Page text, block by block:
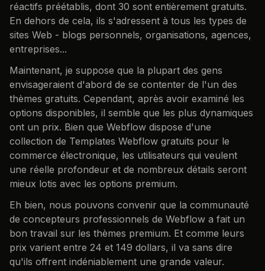
réactifs préétablis, dont 30 sont entièrement gratuits.
En dehors de cela, ils s'adressent à tous les types de
sites Web - blogs personnels, organisations, agences,
entreprises...
Maintenant, je suppose que la plupart des gens
envisageraient d'abord de se contenter de l'un des
thèmes gratuits. Cependant, après avoir examiné les
options disponibles, il semble que les plus dynamiques
ont un prix. Bien que Webflow dispose d'une
collection de Templates Webflow gratuits pour le
commerce électronique, les utilisateurs qui veulent
une réelle profondeur et de nombreux détails seront
mieux lotis avec les options premium.
Eh bien, nous pouvons convenir que la communauté
de concepteurs professionnels de Webflow a fait un
bon travail sur les thèmes premium. Et comme leurs
prix varient entre 24 et 149 dollars, il va sans dire
qu'ils offrent indéniablement une grande valeur.